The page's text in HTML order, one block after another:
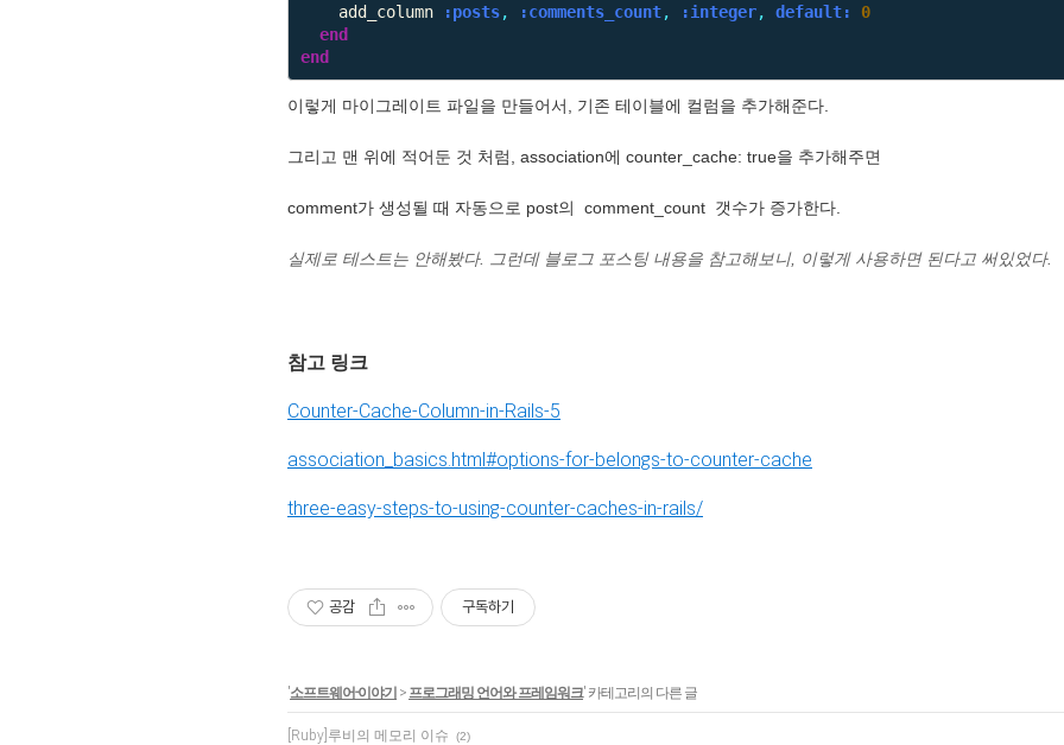
add_column
:posts, :comments_count, :integer, default:
0
end
end
이렇게 마이그레이트 파일을 만들어서, 기존 테이블에 컬럼을 추가해준다.
그리고 맨 위에 적어둔 것 처럼, association에 counter_cache: true을 추가해주면
comment가 생성될 때 자동으로 post의 comment_count 갯수가 증가한다.
실제로 테스트는 안해봤다. 그런데 블로그 포스팅 내용을 참고해보니, 이렇게 사용하면 된다고 써있었다.
참고 링크
Counter-Cache-Column-in-Rails-5
association_basics.html#options-for-belongs-to-counter-cache
three-easy-steps-to-using-counter-caches-in-rails/
공감 구독하기
'소프트웨어-이야기 > 프로그래밍 언어와 프레임워크' 카테고리의 다른 글
[Ruby]루비의 메모리 이슈 (2)